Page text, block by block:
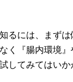
るには、まずは
く『腸内環境
してみてはいか